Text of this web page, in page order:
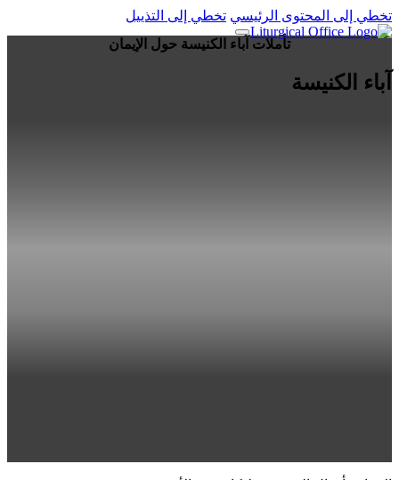
تخطي إلى المحتوى الرئيسي تخطي إلى التذييل
تأملات آباء الكنيسة حول الإيمان
آباء الكنيسة